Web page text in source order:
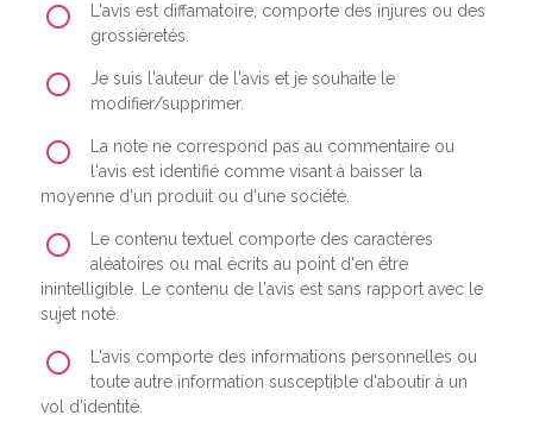
L'avis est diffamatoire, comporte des injures ou des
grossièretés.
Je suis l'auteur de l'avis et je souhaite le
modifier/supprimer.
La note ne correspond pas au commentaire ou
l'avis est identifié comme visant à baisser la
moyenne d'un produit ou d'une société.
Le contenu textuel comporte des caractères
aléatoires ou mal écrits au point d'en être
inintelligible. Le contenu de l'avis est sans rapport avec le
sujet noté.
L'avis comporte des informations personnelles ou
toute autre information susceptible d'aboutir à un
vol d'identité.